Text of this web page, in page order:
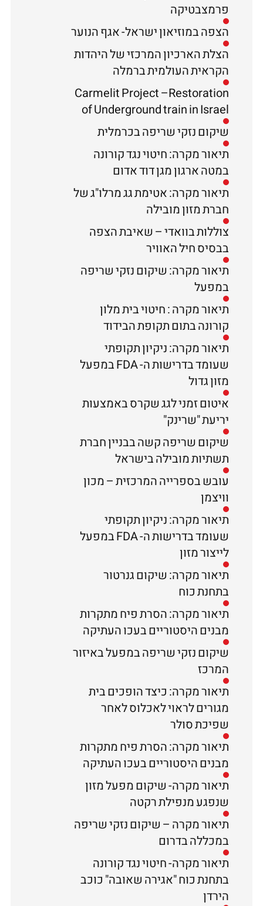
פרמצבטיקה
הצפה במוזיאון ישראל- אגף הנוער
הצלת הארכיון המרכזי של היהדות
הקראית העולמית ברמלה
Carmelit Project –Restoration
of Underground train in Israel
שיקום נזקי שריפה בכרמלית
תיאור מקרה: חיטוי נגד קורונה
במטה ארגון מגן דוד אדום
תיאור מקרה: אטימת גג מרלו"ג של
חברת מזון מובילה
צוללות בוואדי – שאיבת הצפה
בבסיס חיל האוויר
תיאור מקרה: שיקום נזקי שריפה
במפעל
תיאור מקרה : חיטוי בית מלון
קורונה בתום תקופת הבידוד
תיאור מקרה: ניקיון תקופתי
שעומד בדרישות ה- FDA במפעל
מזון גדול
איטום זמני לגג שקרס באמצעות
יריעת "שרינק"
שיקום שריפה קשה בבניין חברת
תשתיות מובילה בישראל
עובש בספרייה המרכזית – מכון
וויצמן
תיאור מקרה: ניקיון תקופתי
שעומד בדרישות ה- FDA במפעל
לייצור מזון
תיאור מקרה: שיקום גנרטור
בתחנת כוח
תיאור מקרה: הסרת פיח מתקרות
מבנים היסטוריים בעכו העתיקה
שיקום נזקי שריפה במפעל באיזור
המרכז
תיאור מקרה: כיצד הופכים בית
מגורים לראוי לאכלוס לאחר
שפיכת סולר
תיאור מקרה: הסרת פיח מתקרות
מבנים היסטוריים בעכו העתיקה
תיאור מקרה- שיקום מפעל מזון
שנפגע מנפילת רקטה
תיאור מקרה – שיקום נזקי שריפה
במכללה בדרום
תיאור מקרה- חיטוי נגד קורונה
בתחנת כוח "אגירה שאובה" כוכב
הירדן